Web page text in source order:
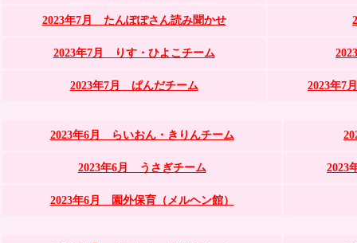
2023年7月 たんぽぽさん読み聞かせ
2023年7月 りす・ひよこチーム
2023年7月 ぱんだチーム 2023年7
2023年6月 らいおん・きりんチーム
2023年6月 うさぎチーム 2023
2023年6月 園外保育（メルヘン館）